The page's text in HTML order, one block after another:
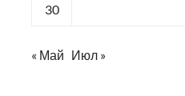
30
« Май Июл »